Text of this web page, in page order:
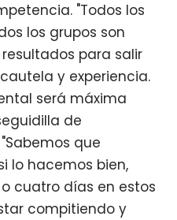
"Todos los
los grupos son
para salir
y experiencia.
será máxima
de
que
lo hacemos bien,
cuatro días en estos
compitiendo y